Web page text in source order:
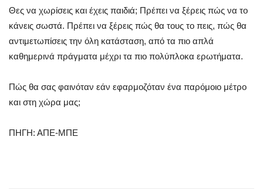
Θες να χωρίσεις και έχεις παιδιά; Πρέπει να ξέρεις πώς να το
κάνεις σωστά. Πρέπει να ξέρεις πώς θα τους το πεις, πώς θα
αντιμετωπίσεις την όλη κατάσταση, από τα πιο απλά
καθημερινά πράγματα μέχρι τα πιο πολύπλοκα ερωτήματα.
Πώς θα σας φαινόταν εάν εφαρμοζόταν ένα παρόμοιο μέτρο
και στη χώρα μας;
ΠΗΓΗ: ΑΠΕ-ΜΠΕ